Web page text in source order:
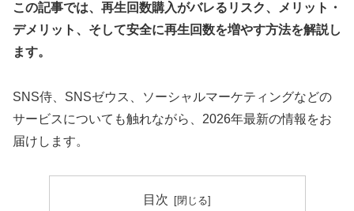
この記事では、再生回数購入がバレるリスク、メリット・
デメリット、そして安全に再生回数を増やす方法を解説し
ます。
SNS侍、SNSゼウス、ソーシャルマーケティングなどの
サービスについても触れながら、2026年最新の情報をお
届けします。
目次